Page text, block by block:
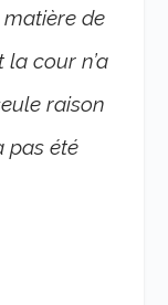
de
la cour n’a
raison
pas été